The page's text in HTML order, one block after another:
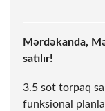
Mərdəkanda,
satılır!
3.5 sot torpaq
funksional